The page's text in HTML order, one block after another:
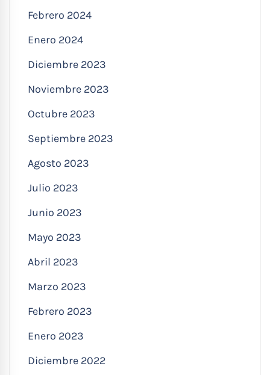
Febrero 2024
Enero 2024
Diciembre 2023
Noviembre 2023
Octubre 2023
Septiembre 2023
Agosto 2023
Julio 2023
Junio 2023
Mayo 2023
Abril 2023
Marzo 2023
Febrero 2023
Enero 2023
Diciembre 2022